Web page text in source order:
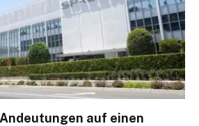
Andeutungen auf einen